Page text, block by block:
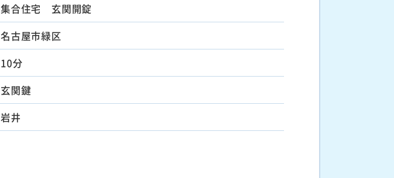
集合住宅 玄関開錠
名古屋市緑区
10分
玄関鍵
岩井